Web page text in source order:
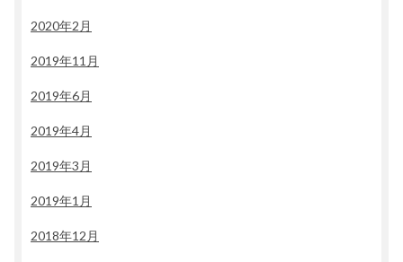
2020年2月
2019年11月
2019年6月
2019年4月
2019年3月
2019年1月
2018年12月